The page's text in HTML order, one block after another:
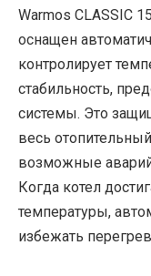
Warmos CLASSIC
оснащен
контролирует
стабильность,
системы. Это
весь
возможные
Когда котел
температуры,
избежать